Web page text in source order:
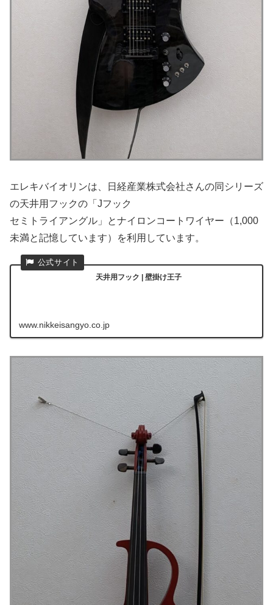
エレキバイオリンは、日経産業株式会社さんの同シリーズ
の天井用フックの「Jフック
セミトライアングル」とナイロンコートワイヤー（1,000
未満と記憶しています）を利用しています。
天井用フック | 壁掛け王子
www.nikkeisangyo.co.jp